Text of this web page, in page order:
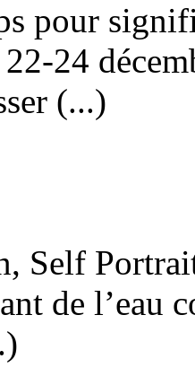
pour
24
(...)
Self
de l’eau